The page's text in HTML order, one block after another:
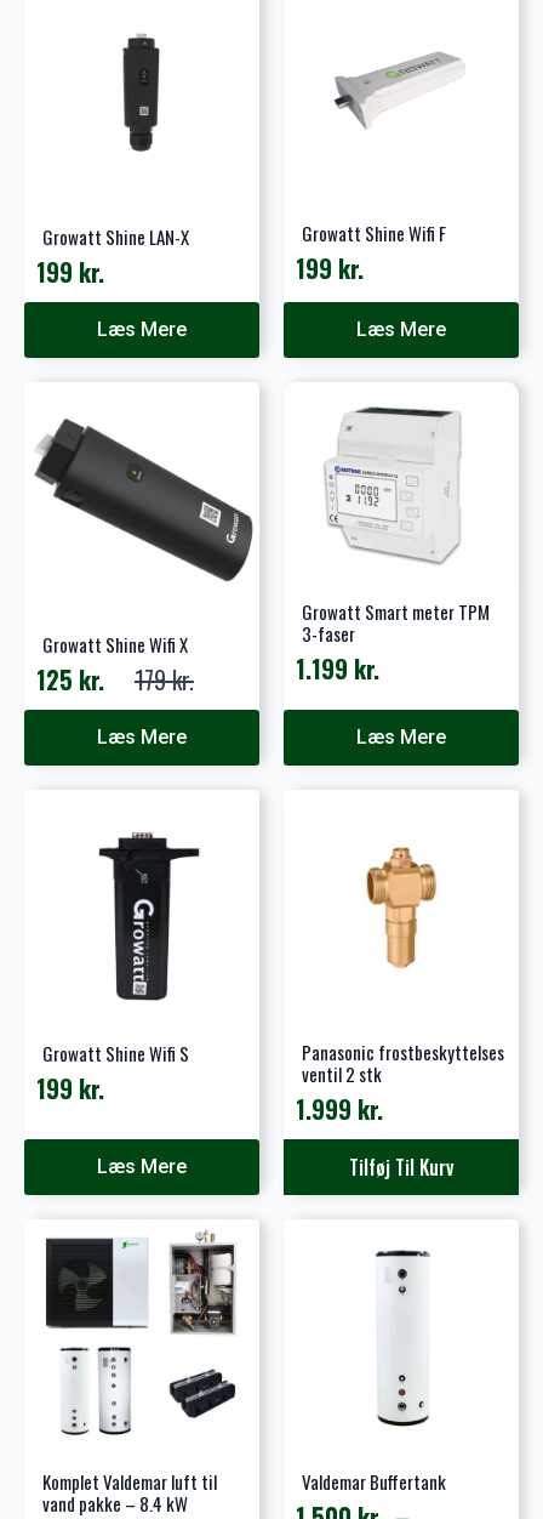
Growatt Shine LAN-X
199 kr.
Læs Mere
Growatt Shine Wifi F
199 kr.
Læs Mere
Growatt Shine Wifi X
179kr.
Den
oprindelige
125 kr.
Den
aktuelleLæs Mere
Growatt Smart meter TPM
3-faser
1.199 kr.
Læs Mere
Growatt Shine Wifi S
199 kr.
Læs Mere
Panasonic frostbeskyttelses
ventil 2 stk
1.999 kr.
Tilføj Til Kurv
Komplet Valdemar luft til
vand pakke – 8.4 kW
Valdemar Buffertank